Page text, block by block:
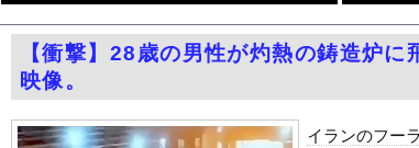
【画像】マツダが黒字転換！！CX-5がバカ売れｗｗｗｗｗｗ
【画像】みいちゃんと山田さん、日本の警察なめすぎで炎上ｗｗｗ
エロ漫画『黒髪女子をとにかく愛でたい』をrawやhitomiを使わずに
【悲報】テレ東の若手女子アナ「国民が勝手に我々取材陣にカメラ
元子役の紫堂るいの競泳水着おっぱいポロリ具合がエロい
更新
【衝撃】28歳の男性が灼熱の鋳造炉
映像。
イランのフー